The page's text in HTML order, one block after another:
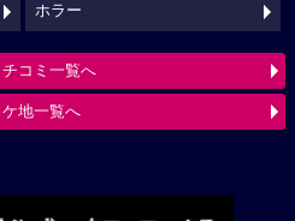
ホラー
コミ一覧へ
地一覧へ